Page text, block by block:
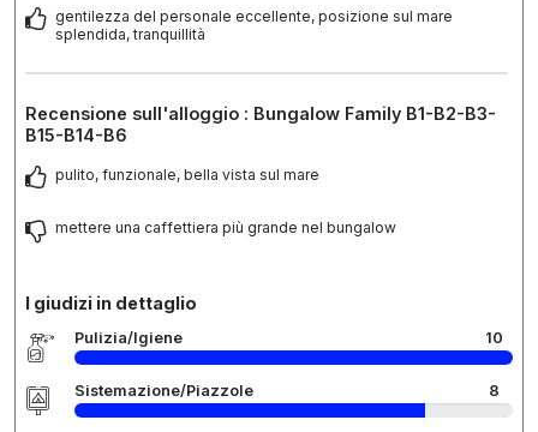
gentilezza del personale eccellente, posizione sul mare
splendida, tranquillità
Recensione sull'alloggio : Bungalow Family B1-B2-B3-
B15-B14-B6
pulito, funzionale, bella vista sul mare
mettere una caffettiera più grande nel bungalow
I giudizi in dettaglio
Pulizia/Igiene 10
Sistemazione/Piazzole 8